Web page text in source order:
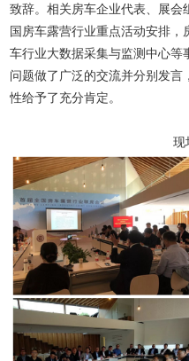
致辞。相关房车企业代表、展会
国房车露营行业重点活动安排
车行业大数据采集与监测中心等
问题做了广泛的交流并分别发
性给予了充分肯定。
现